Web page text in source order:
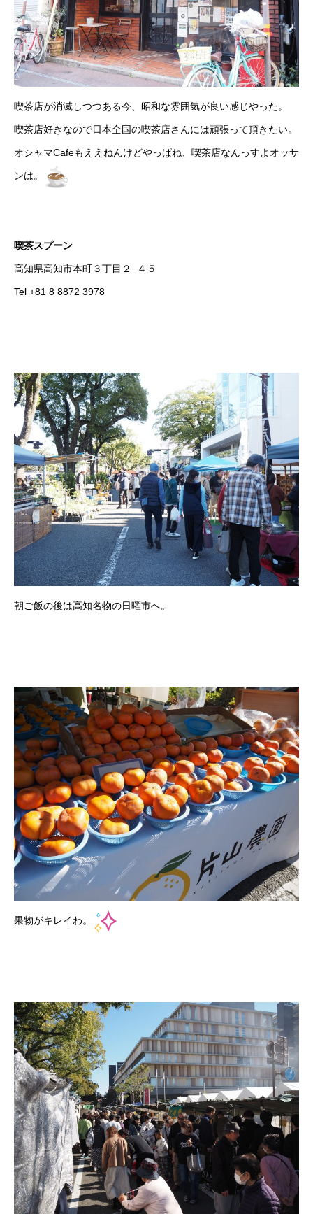
喫茶店が消滅しつつある今、昭和な雰囲気が良い感じやった。
喫茶店好きなので日本全国の喫茶店さんには頑張って頂きたい。
オシャマCafeもええねんけどやっぱね、喫茶店なんっすよオッサ
ンは。
喫茶スプーン
高知県高知市本町３丁目２−４５
Tel +81 8 8872 3978
朝ご飯の後は高知名物の日曜市へ。
果物がキレイわ。